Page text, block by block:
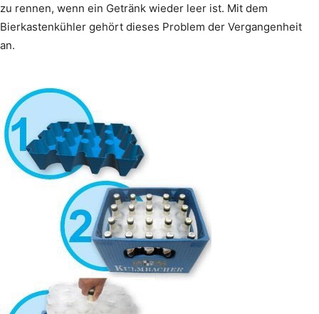
zu rennen, wenn ein Getränk wieder leer ist. Mit dem
Bierkastenkühler gehört dieses Problem der Vergangenheit
an.